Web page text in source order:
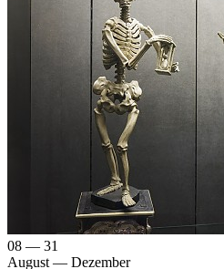
08 — 31
August — Dezember